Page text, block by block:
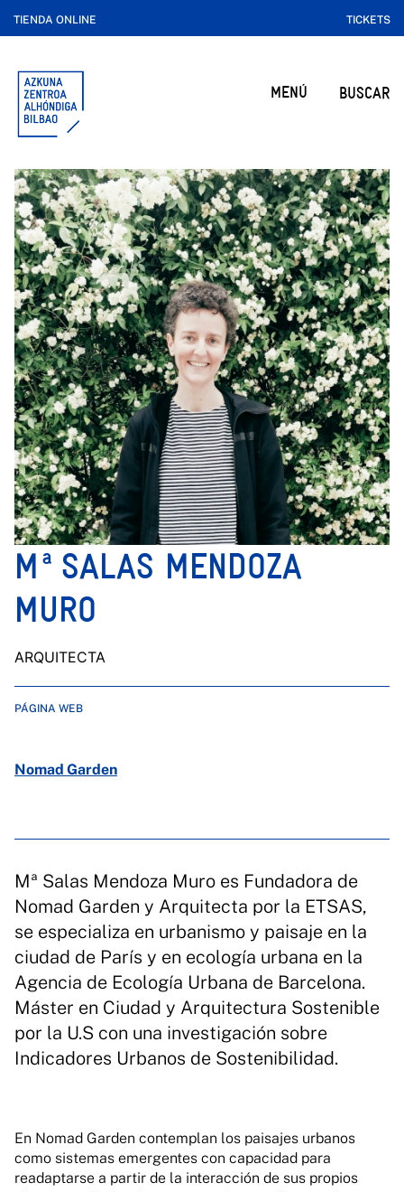
TIENDA ONLINE TICKETS
MENÚ BUSCAR
Mª SALAS MENDOZA
MURO
ARQUITECTA
PÁGINA WEB
Nomad Garden
Mª Salas Mendoza Muro es Fundadora de
Nomad Garden y Arquitecta por la ETSAS,
se especializa en urbanismo y paisaje en la
ciudad de París y en ecología urbana en la
Agencia de Ecología Urbana de Barcelona.
Máster en Ciudad y Arquitectura Sostenible
por la U.S con una investigación sobre
Indicadores Urbanos de Sostenibilidad.
En Nomad Garden contemplan los paisajes urbanos
como sistemas emergentes con capacidad para
readaptarse a partir de la interacción de sus propios